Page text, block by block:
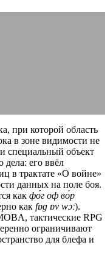
при которой область
в зоне видимости не
специальный объект
дела: его ввёл
в трактате «О войне»
данных на поле боя.
как фо́г оф во́р
как fɒɡ ɒv wɔː).
тактические RPG
ограничивают
для блефа и